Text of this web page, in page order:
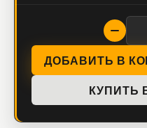
ДОБАВИТЬ В
КУПИТЬ